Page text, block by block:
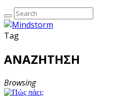
Tag
ΑΝΑΖΗΤΗΣΗ
Browsing